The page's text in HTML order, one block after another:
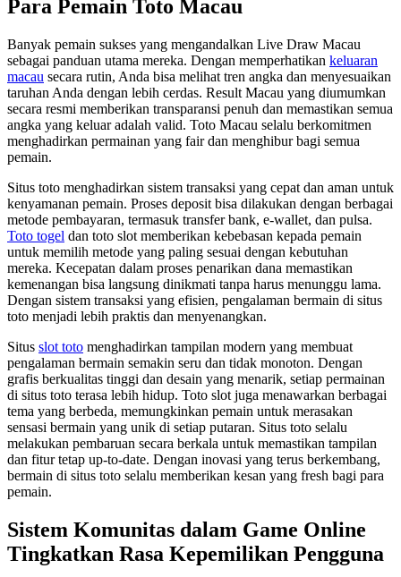
Para Pemain Toto Macau
Banyak pemain sukses yang mengandalkan Live Draw Macau
sebagai panduan utama mereka. Dengan memperhatikan keluaran
macau secara rutin, Anda bisa melihat tren angka dan menyesuaikan
taruhan Anda dengan lebih cerdas. Result Macau yang diumumkan
secara resmi memberikan transparansi penuh dan memastikan semua
angka yang keluar adalah valid. Toto Macau selalu berkomitmen
menghadirkan permainan yang fair dan menghibur bagi semua
pemain.
Situs toto menghadirkan sistem transaksi yang cepat dan aman untuk
kenyamanan pemain. Proses deposit bisa dilakukan dengan berbagai
metode pembayaran, termasuk transfer bank, e-wallet, dan pulsa.
Toto togel dan toto slot memberikan kebebasan kepada pemain
untuk memilih metode yang paling sesuai dengan kebutuhan
mereka. Kecepatan dalam proses penarikan dana memastikan
kemenangan bisa langsung dinikmati tanpa harus menunggu lama.
Dengan sistem transaksi yang efisien, pengalaman bermain di situs
toto menjadi lebih praktis dan menyenangkan.
Situs slot toto menghadirkan tampilan modern yang membuat
pengalaman bermain semakin seru dan tidak monoton. Dengan
grafis berkualitas tinggi dan desain yang menarik, setiap permainan
di situs toto terasa lebih hidup. Toto slot juga menawarkan berbagai
tema yang berbeda, memungkinkan pemain untuk merasakan
sensasi bermain yang unik di setiap putaran. Situs toto selalu
melakukan pembaruan secara berkala untuk memastikan tampilan
dan fitur tetap up-to-date. Dengan inovasi yang terus berkembang,
bermain di situs toto selalu memberikan kesan yang fresh bagi para
pemain.
Sistem Komunitas dalam Game Online
Tingkatkan Rasa Kepemilikan Pengguna